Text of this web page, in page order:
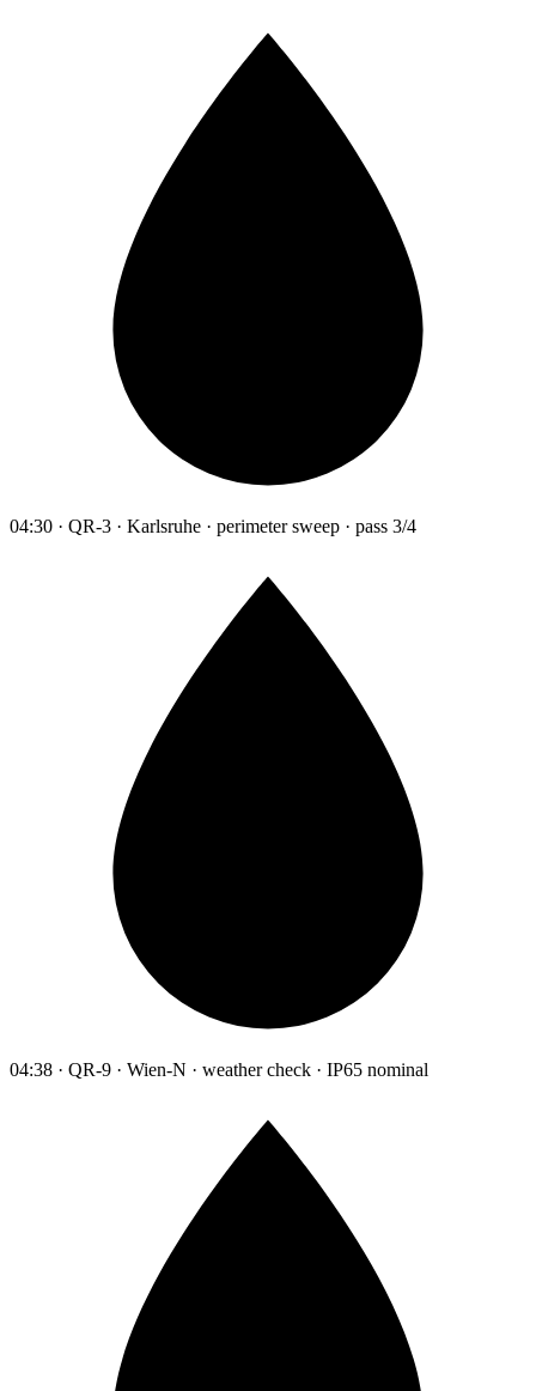
04:30 · QR-3 · Karlsruhe · perimeter sweep · pass 3/4
04:38 · QR-9 · Wien-N · weather check · IP65 nominal